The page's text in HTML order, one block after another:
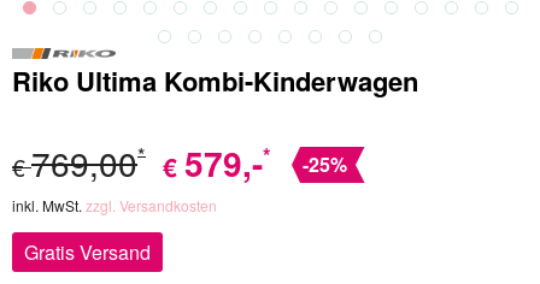
Riko Ultima Kombi-Kinderwagen
€769,00* € 579,-* -25%
inkl. MwSt. zzgl. Versandkosten
Gratis Versand